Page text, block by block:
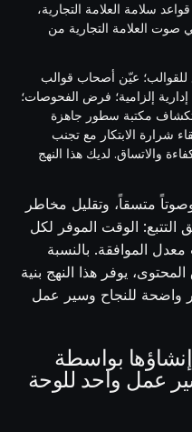
سلامة العلامة التجارية،
العلامة التجارية من
للقوالب؛ عيّن أصحاب قوالب
إلزامية؛ فرض الفحوصات؛
مكتبة سطور جاهزة
شرارة الابتكار مع تجنب
والاتساق. لديك هذا النهج
متسقاً، وتقليل مخاطر
التتبع: الوقت الموفر لكل
الموافقة. بالنسبة
يوفر هذا النهج بنية
واضحة للنجاح وسير عمل
بواسطة
عمل واحد للوحة